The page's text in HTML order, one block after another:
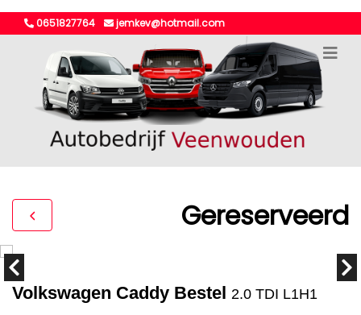
0651827764 jemkev@hotmail.com
Gereserveerd
Volkswagen Caddy Bestel 2.0 TDI L1H1